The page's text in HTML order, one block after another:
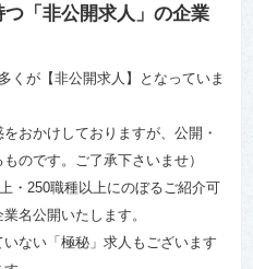
「非公開求人」の企業
くが【非公開求人】となっていま
おかけしておりますが、公開・
のです。ご了承下さいませ）
・250職種以上にのぼるご紹介可
名公開いたします。
ない「極秘」求人もございます